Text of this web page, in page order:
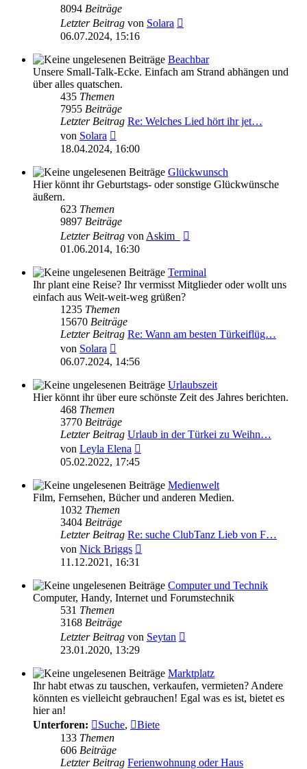
8094 Beiträge
Letzter Beitrag von Solara
06.07.2024, 15:16
Beachbar
Unsere Small-Talk-Ecke. Einfach am Strand abhängen und
über alles quatschen.
435 Themen
7955 Beiträge
Letzter Beitrag Re: Welches Lied hört ihr jet…
von Solara
Beitrag
18.04.2024, 16:00
Glückwunsch
Hier könnt ihr Geburtstags- oder sonstige Glückwünsche
äußern.
623 Themen
9897 Beiträge
Letzter Beitrag von Askim_
01.06.2014, 16:30
Terminal
Ihr plant eine Reise? Ihr vermisst Mitglieder oder wollt uns
einfach aus Weit-weit-weg grüßen?
1235 Themen
15670 Beiträge
Letzter Beitrag Re: Wann am besten Türkeiflüg…
von Solara
Beitrag
06.07.2024, 14:56
Urlaubszeit
Hier könnt ihr über eure schönste Zeit des Jahres berichten.
468 Themen
3770 Beiträge
Letzter Beitrag Urlaub in der Türkei zu Weihn…
von Leyla Elena
05.02.2022, 17:45
Medienwelt
Film, Fernsehen, Bücher und anderen Medien.
1032 Themen
3404 Beiträge
Letzter Beitrag Re: suche ClubTanz Lieb von F…
von Nick Briggs
11.12.2021, 16:31
Computer und Technik
Computer, Handy, Internet und Forumstechnik
531 Themen
3168 Beiträge
Letzter Beitrag von Seytan
23.01.2020, 13:29
Marktplatz
Ihr habt etwas zu tauschen, verkaufen, vermieten? Andere
könnten es vielleicht gebrauchen! Egal was es ist, bietet es
hier an!
Unterforen:
Suche,
Biete
133 Themen
606 Beiträge
Letzter Beitrag Ferienwohnung oder Haus